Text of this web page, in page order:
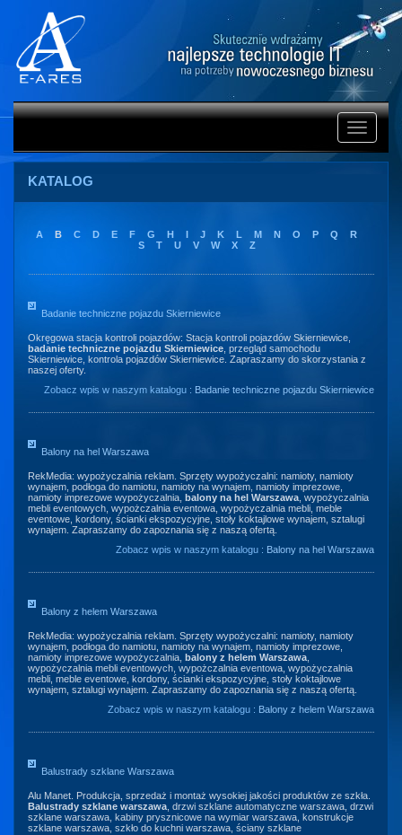
Rozwiń
KATALOG
A B C D E F G H I J K L M N O P Q
R
S
T U V W X Z
Badanie techniczne pojazdu Skierniewice
Okręgowa stacja kontroli pojazdów: Stacja kontroli pojazdów Skierniewice,
badanie techniczne pojazdu Skierniewice , przegląd samochodu
Skierniewice, kontrola pojazdów Skierniewice. Zapraszamy do skorzystania z
naszej oferty.
Zobacz wpis w naszym katalogu : Badanie techniczne pojazdu Skierniewice
Balony na hel Warszawa
RekMedia: wypożyczalnia reklam. Sprzęty wypożyczalni: namioty, namioty
wynajem, podłoga do namiotu, namioty na wynajem, namioty imprezowe,
namioty imprezowe wypożyczalnia, balony na hel Warszawa , wypożyczalnia
mebli eventowych, wypożczalnia eventowa, wypożyczalnia mebli, meble
eventowe, kordony, ścianki ekspozycyjne, stoły koktajlowe wynajem, sztalugi
wynajem. Zapraszamy do zapoznania się z naszą ofertą.
Zobacz wpis w naszym katalogu : Balony na hel Warszawa
Balony z helem Warszawa
RekMedia: wypożyczalnia reklam. Sprzęty wypożyczalni: namioty, namioty
wynajem, podłoga do namiotu, namioty na wynajem, namioty imprezowe,
namioty imprezowe wypożyczalnia, balony z helem Warszawa
wypożyczalnia mebli eventowych, wypożczalnia eventowa, wypożyczalnia
mebli, meble eventowe, kordony, ścianki ekspozycyjne, stoły koktajlowe
wynajem, sztalugi wynajem. Zapraszamy do zapoznania się z naszą ofertą.
Zobacz wpis w naszym katalogu : Balony z helem Warszawa
Balustrady szklane Warszawa
Alu Manet. Produkcja, sprzedaż i montaż wysokiej jakości produktów ze szkła.
Balustrady szklane warszawa , drzwi szklane automatyczne warszawa, drzwi
szklane warszawa, kabiny prysznicowe na wymiar warszawa, konstrukcje
szklane warszawa, szkło do kuchni warszawa, ściany szklane